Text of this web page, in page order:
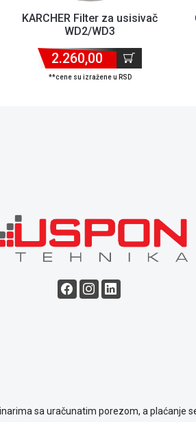
KARCHER Filter za usisivač
WD2/WD3
2.260,00
**cene su izražene u RSD
sa uračunatim porezom, a plaćanje